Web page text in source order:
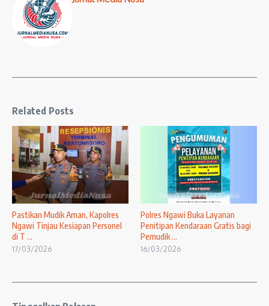
Related Posts
Pastikan Mudik Aman, Kapolres
Ngawi Tinjau Kesiapan Personel
di T ...
17/03/2026
Polres Ngawi Buka Layanan
Penitipan Kendaraan Gratis bagi
Pemudik ...
16/03/2026